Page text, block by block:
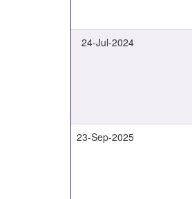
24-Jul-2024
23-Sep-2025